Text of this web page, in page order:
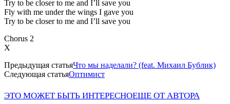
Try to be closer to me and I’ll save you
Fly with me under the wings I gave you
Try to be closer to me and I’ll save you
Chorus 2
X
Предыдущая статьяЧто мы наделали? (feat. Михаил Бублик)
Следующая статьяОптимист
ЭТО МОЖЕТ БЫТЬ ИНТЕРЕСНОЕЩЕ ОТ АВТОРА